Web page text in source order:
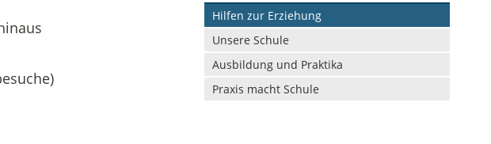
Navigation
überspringen
Hilfen zur Erziehung
Unsere Schule
Ausbildung und Praktika
Praxis macht Schule